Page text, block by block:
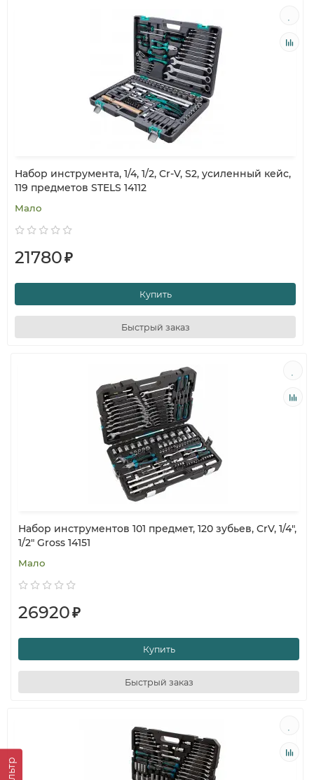
Набор инструмента, 1/4, 1/2, Cr-V, S2, усиленный кейс,
119 предметов STELS 14112
Мало
21780₽
Купить
Быстрый заказ
Набор инструментов 101 предмет, 120 зубьев, CrV, 1/4",
1/2" Gross 14151
Мало
26920₽
Купить
Быстрый заказ